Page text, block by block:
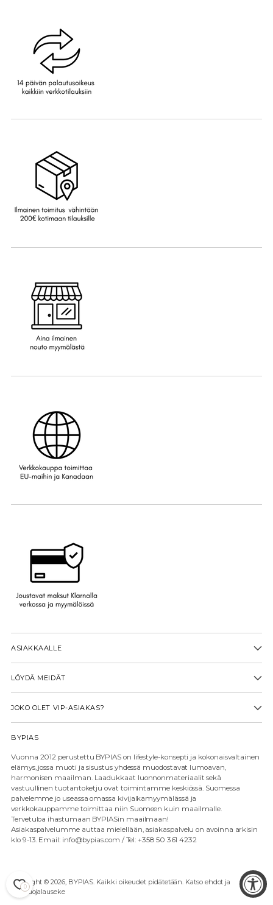
ASIAKKAALLE
LÖYDÄ MEIDÄT
JOKO OLET VIP-ASIAKAS?
BYPIAS
Vuonna 2012 perustettu BYPIAS on lifestyle-konsepti ja kokonaisvaltainen
elämys, jossa muoti ja sisustus yhdessä muodostavat lumoavan,
harmonisen maailman. Laadukkaat luonnonmateriaalit sekä
vastuullinen tuotantoketju ovat toimintamme keskiössä. Suomessa
palvelemme jo useassa omassa kivijalkamyymälässä ja
verkkokauppamme toimittaa niin Suomeen kuin maailmalle.
Tervetuloa ihastumaan BYPIASin maailmaan!
Asiakaspalvelumme auttaa mielellään, asiakaspalvelu on avoinna arkisin
klo 9-13. Email: info@bypias.com / Tel: +358 50 361 4232
Copyright © 2026, BYPIAS. Kaikki oikeudet pidätetään. Katso ehdot ja
tietosuojalauseke
0